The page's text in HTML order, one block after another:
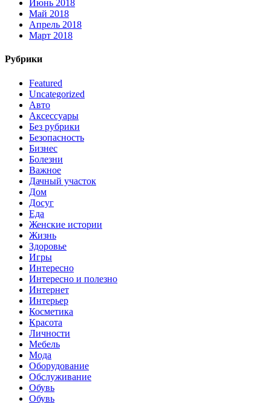
Июнь 2018
Май 2018
Апрель 2018
Март 2018
Рубрики
Featured
Uncategorized
Авто
Аксессуары
Без рубрики
Безопасность
Бизнес
Болезни
Важное
Дачный участок
Дом
Досуг
Еда
Женские истории
Жизнь
Здоровье
Игры
Интересно
Интересно и полезно
Интернет
Интерьер
Косметика
Красота
Личности
Мебель
Мода
Оборудование
Обслуживание
Обувь
Обувь